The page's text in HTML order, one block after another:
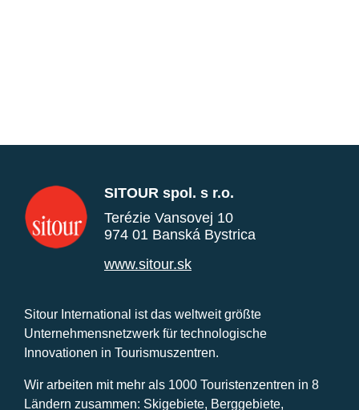
SITOUR spol. s r.o.
Terézie Vansovej 10
974 01 Banská Bystrica
www.sitour.sk
Sitour International ist das weltweit größte
Unternehmensnetzwerk für technologische
Innovationen in Tourismuszentren.
Wir arbeiten mit mehr als 1000 Touristenzentren in 8
Ländern zusammen: Skigebiete, Berggebiete,